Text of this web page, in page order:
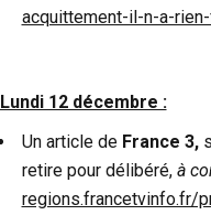
acquittement-il-n-a-
Lundi 12 décembre :
Un article de France 3,
retire pour délibéré, à
regions.francetvinfo.fr/